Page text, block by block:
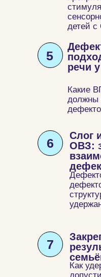
детей
речи
Какие
должны
5
Слог
ОВЗ:
6
Как
7